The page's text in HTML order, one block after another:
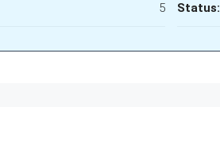
5 Status: